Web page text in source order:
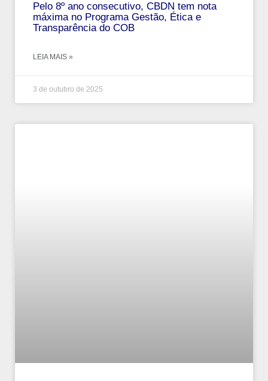
Pelo 8º ano consecutivo, CBDN tem nota
máxima no Programa Gestão, Ética e
Transparência do COB
LEIA MAIS »
3 de outubro de 2025